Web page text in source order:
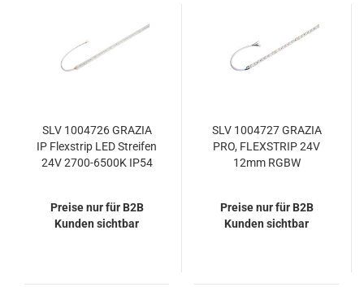
SLV 1004726 GRAZIA
IP Flexstrip LED Streifen
24V 2700-6500K IP54
Preise nur für B2B
Kunden sichtbar
SLV 1004727 GRAZIA
PRO, FLEXSTRIP 24V
12mm RGBW
Preise nur für B2B
Kunden sichtbar